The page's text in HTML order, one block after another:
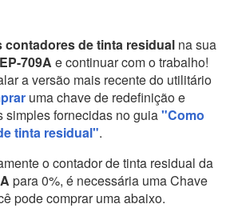
contadores de tinta residual na sua
709A e continuar com o trabalho!
a versão mais recente do utilitário
uma chave de redefinição e
simples fornecidas no guia"Como
tinta residual".
o contador de tinta residual da
para 0%, é necessária uma Chave
pode comprar uma abaixo.